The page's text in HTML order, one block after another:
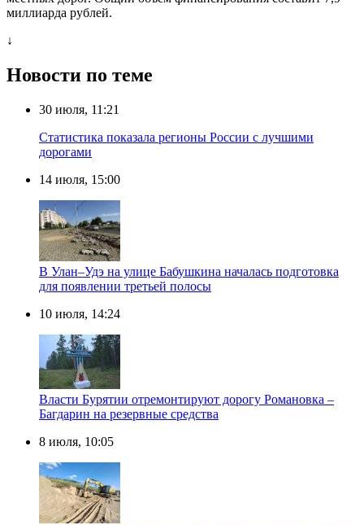
миллиарда рублей.
↓
Новости по теме
30 июля, 11:21
Статистика показала регионы России с лучшими
дорогами
14 июля, 15:00
В Улан–Удэ на улице Бабушкина началась подготовка
для появлении третьей полосы
10 июля, 14:24
Власти Бурятии отремонтируют дорогу Романовка –
Багдарин на резервные средства
8 июля, 10:05